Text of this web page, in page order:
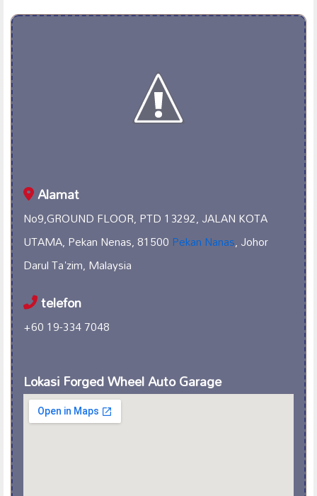
Alamat
No9,GROUND FLOOR, PTD 13292, JALAN KOTA
UTAMA, Pekan Nenas, 81500Pekan Nanas, Johor
Darul Ta'zim, Malaysia
telefon
+60 19-334 7048
Lokasi Forged Wheel Auto Garage